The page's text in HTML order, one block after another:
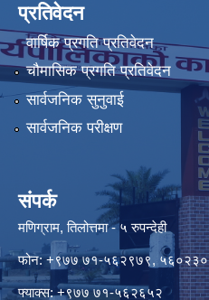
प्रतिवेदन
वार्षिक प्रगति प्रतिवेदन
चौमासिक प्रगति प्रतिवेदन
सार्वजनिक सुनुवाई
सार्वजनिक परीक्षण
संपर्क
मणिग्राम, तिलोत्तमा - ५ रुपन्देही
फोन: +९७७ ७१-५६२९७९, ५६०२३०
फ्याक्स: +९७७ ७१-५६२६५२